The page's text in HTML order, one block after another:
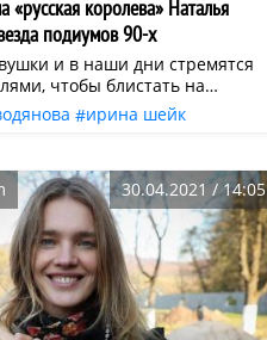
«русская королева» Наталья
подиумов 90-х
и в наши дни стремятся
чтобы блистать на
фотографироваться для
Слава, деньги,
в действительности есть
да и карьера модели не
К тому же жизнь бывших
разочаровать тех, кто
исключительно в
ирина шейк
30.04.2021 / 14:05